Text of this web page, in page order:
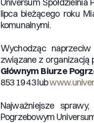
lipca bieżącego roku
komunalnymi.
Wychodząc
związane z organizacją
Głównym Biurze
853 19 43 lub
Najważniejsze
Pogrzebowym